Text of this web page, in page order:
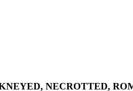
NECROTTED,